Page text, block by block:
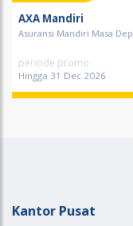
AXA Mandiri
Asuransi Mandiri Masa
periode promo
Hingga 31 Dec 2026
Kantor Pusat